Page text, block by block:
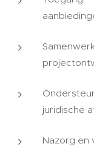
juridische
Nazorg en